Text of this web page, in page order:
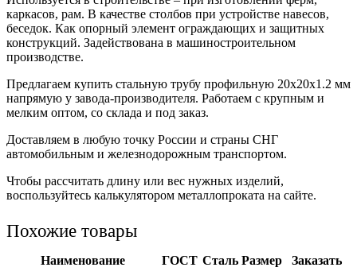
каркасов, рам. В качестве столбов при устройстве навесов,
беседок. Как опорный элемент ограждающих и защитных
конструкций. Задействована в машиностроительном
производстве.
Предлагаем купить стальную трубу профильную 20х20х1.2 мм
напрямую у завода-производителя. Работаем с крупным и
мелким оптом, со склада и под заказ.
Доставляем в любую точку России и страны СНГ
автомобильным и железнодорожным транспортом.
Чтобы рассчитать длину или вес нужных изделий,
воспользуйтесь калькулятором металлопроката на сайте.
Похожие товары
Наименование ГОСТ Сталь Размер
Заказать